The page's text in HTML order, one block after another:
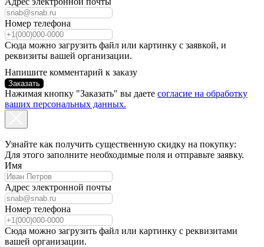
Номер телефона
Сюда можно загрузить файл или картинку с заявкой, и
реквизиты вашей организации.
Напишите комментарий к заказу
Заказать
Нажимая кнопку "Заказать" вы даете согласие на обработку
ваших персональных данных.
Узнайте как получить существенную скидку на покупку:
Для этого заполните необходимые поля и отправьте заявку.
Имя
Адрес электронной почты
Номер телефона
Сюда можно загрузить файл или картинку с реквизитами
вашей организации.